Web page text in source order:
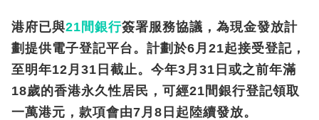
港府已與21間銀行簽署服務協議，為現金發放計
劃提供電子登記平台。計劃於6月21起接受登記，
至明年12月31日截止。今年3月31日或之前年滿
18歲的香港永久性居民，可經21間銀行登記領取
一萬港元，款項會由7月8日起陸續發放。